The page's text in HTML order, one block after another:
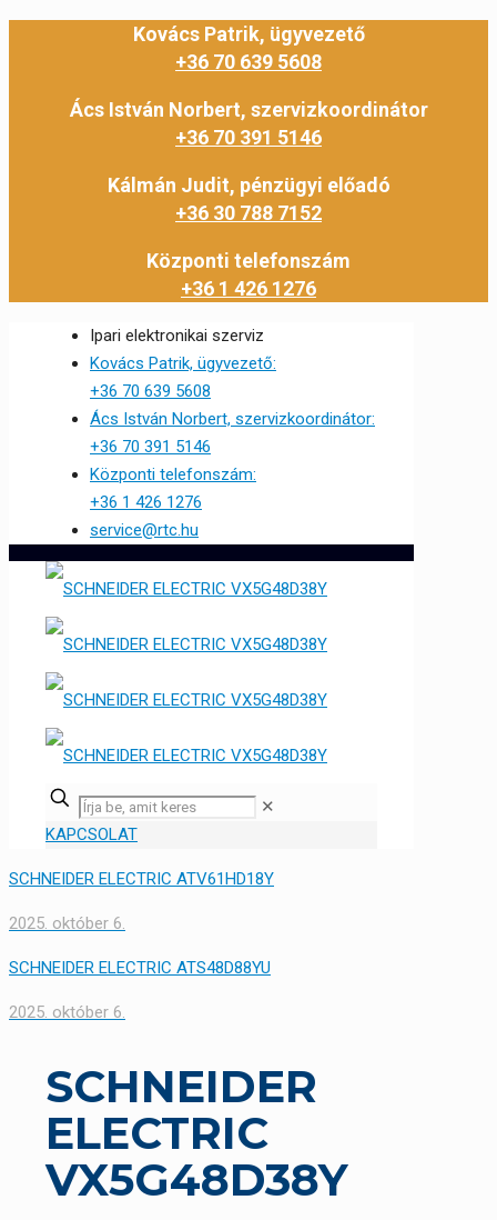
Kovács Patrik, ügyvezető
+36 70 639 5608
Ács István Norbert, szervizkoordinátor
+36 70 391 5146
Kálmán Judit, pénzügyi előadó
+36 30 788 7152
Központi telefonszám
+36 1 426 1276
Ipari elektronikai szerviz
Kovács Patrik, ügyvezető:
+36 70 639 5608
Ács István Norbert, szervizkoordinátor:
+36 70 391 5146
Központi telefonszám:
+36 1 426 1276
service@rtc.hu
✕
KAPCSOLAT
SCHNEIDER ELECTRIC ATV61HD18Y
2025. október 6.
SCHNEIDER ELECTRIC ATS48D88YU
2025. október 6.
SCHNEIDER
ELECTRIC
VX5G48D38Y